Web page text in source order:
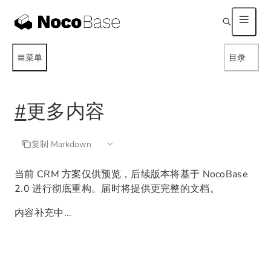
菜单 目录
#更多内容
复制 Markdown
当前 CRM 方案仅供预览，后续版本将基于 NocoBase
2.0 进行彻底重构。届时将提供更完整的文档。
内容补充中...